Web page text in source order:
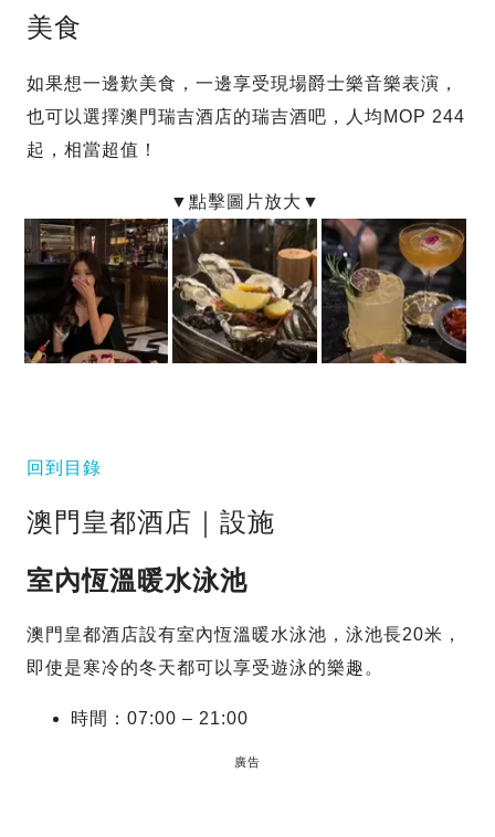
美食
如果想一邊歎美食，一邊享受現場爵士樂音樂表演，
也可以選擇澳門瑞吉酒店的瑞吉酒吧，人均MOP 244
起，相當超值！
回到目錄
澳門皇都酒店｜設施
室內恆溫暖水泳池
澳門皇都酒店設有室內恆溫暖水泳池，泳池長20米，
即使是寒冷的冬天都可以享受遊泳的樂趣。
時間：07:00 – 21:00
廣告